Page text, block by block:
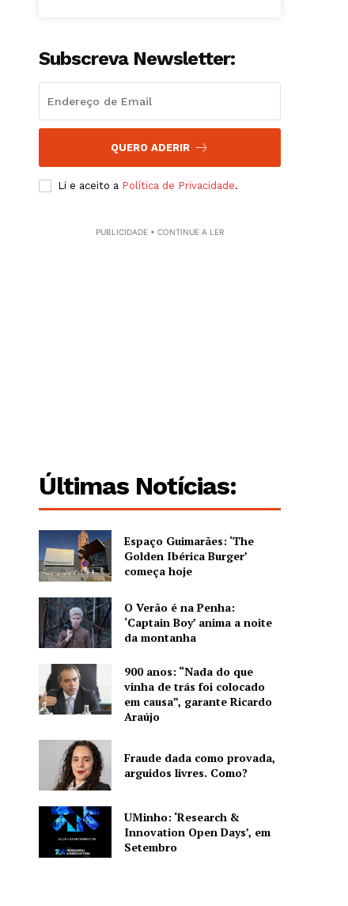
Subscreva Newsletter:
QUERO ADERIR
Li e aceito a Política de Privacidade.
PUBLICIDADE • CONTINUE A LER
Últimas Notícias:
Espaço Guimarães: ‘The
Golden Ibérica Burger’
começa hoje
O Verão é na Penha:
‘Captain Boy’ anima a noite
da montanha
900 anos: “Nada do que
vinha de trás foi colocado
em causa”, garante Ricardo
Araújo
Fraude dada como provada,
arguidos livres. Como?
UMinho: ‘Research &
Innovation Open Days’, em
Setembro